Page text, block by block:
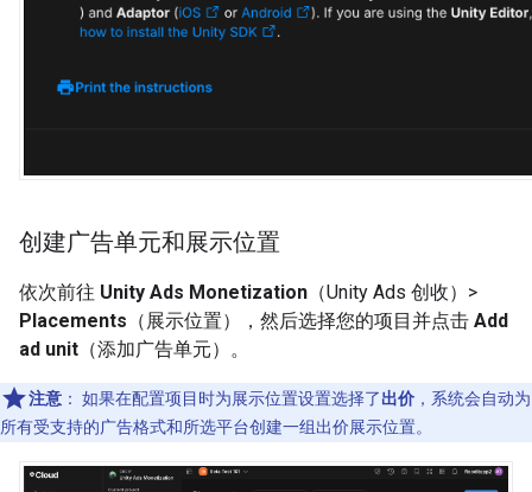
创建广告单元和展示位置
依次前往 Unity Ads Monetization （Unity Ads 创收）>
Placements （展示位置），然后选择您的项目并点击 Add
ad unit （添加广告单元）。
注意 ： 如果在配置项目时为展示位置设置选择了出价 ，系统会自动为
所有受支持的广告格式和所选平台创建一组出价展示位置。